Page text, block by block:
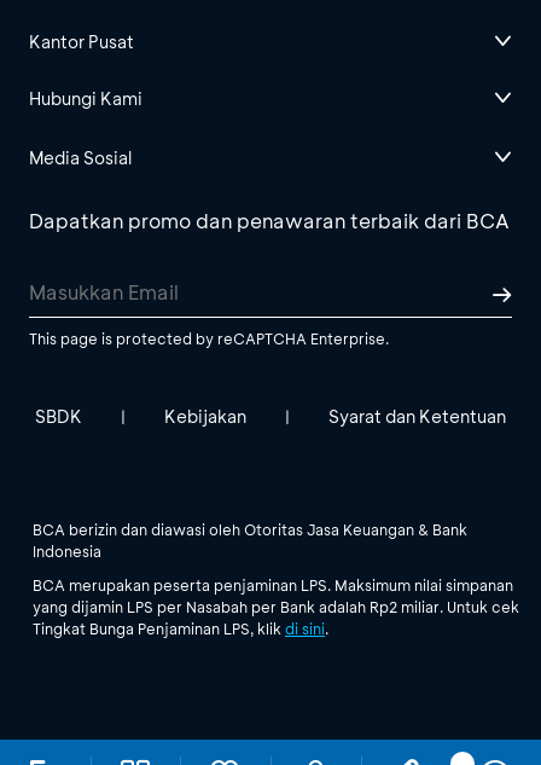
Kantor Pusat
Hubungi Kami
Media Sosial
Dapatkan promo dan penawaran terbaik dari BCA
This page is protected by reCAPTCHA Enterprise.
SBDK | Kebijakan | Syarat dan Ketentuan
BCA berizin dan diawasi oleh Otoritas Jasa Keuangan & Bank
Indonesia
BCA merupakan peserta penjaminan LPS. Maksimum nilai simpanan
yang dijamin LPS per Nasabah per Bank adalah Rp2 miliar. Untuk cek
Tingkat Bunga Penjaminan LPS, klik di sini.